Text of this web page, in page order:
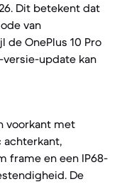
Dit betekent dat
van
OnePlus 10 Pro
update kan
voorkant met
achterkant,
frame en een IP68-
De